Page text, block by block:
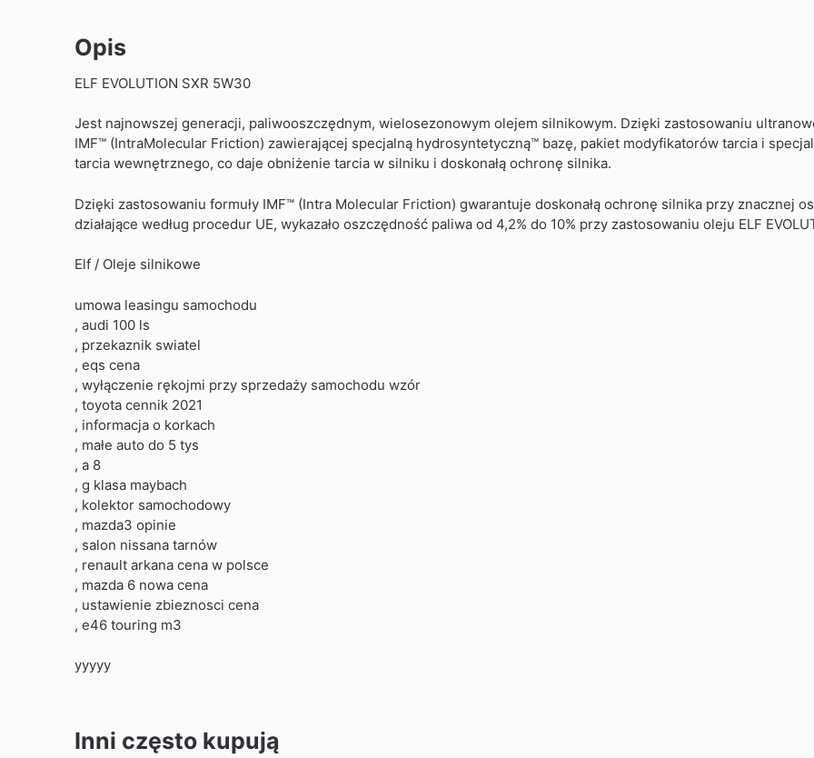
Opis
ELF EVOLUTION SXR 5W30
Jest najnowszej generacji, paliwooszczędnym, wielosezonowym olejem silnikowym. Dzięki zastosowaniu
IMF™ (IntraMolecular Friction) zawierającej specjalną hydrosyntetyczną™ bazę, pakiet modyfikatorów tarcia i
tarcia wewnętrznego, co daje obniżenie tarcia w silniku i doskonałą ochronę silnika.
Dzięki zastosowaniu formuły IMF™ (Intra Molecular Friction) gwarantuje doskonałą ochronę silnika przy znacznej
działające według procedur UE, wykazało oszczędność paliwa od 4,2% do 10% przy zastosowaniu oleju ELF
Elf / Oleje silnikowe
umowa leasingu samochodu
, audi 100 ls
, przekaznik swiatel
, eqs cena
, wyłączenie rękojmi przy sprzedaży samochodu wzór
, toyota cennik 2021
, informacja o korkach
, małe auto do 5 tys
, a 8
, g klasa maybach
, kolektor samochodowy
, mazda3 opinie
, salon nissana tarnów
, renault arkana cena w polsce
, mazda 6 nowa cena
, ustawienie zbieznosci cena
, e46 touring m3
yyyyy
Inni często kupują